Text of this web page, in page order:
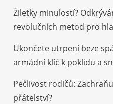
Žiletky minulostí?
revolučních metod pro
Ukončete utrpení beze
armádní klíč k poklidu a
Pečlivost rodičů:
přátelství?